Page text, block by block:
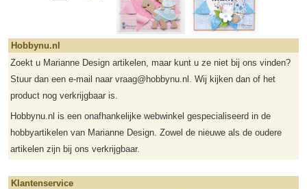
Hobbynu.nl
Zoekt u Marianne Design artikelen, maar kunt u ze niet bij ons vinden?
Stuur dan een e-mail naar vraag@hobbynu.nl. Wij kijken dan of het
product nog verkrijgbaar is.
Hobbynu.nl is een onafhankelijke webwinkel gespecialiseerd in de
hobbyartikelen van Marianne Design. Zowel de nieuwe als de oudere
artikelen zijn bij ons verkrijgbaar.
Klantenservice